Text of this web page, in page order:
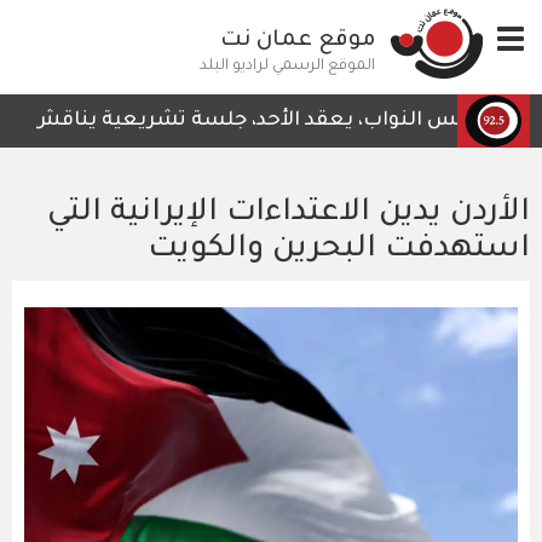
إلى
المحتوى
الرئيسي
Toggle
navigation
موقع عمان نت
الموقع الرسمي لراديو البلد
مجلس النواب، يعقد الأحد، جلسة تشريعية يناقش خلالها
الأردن يدين الاعتداءات الإيرانية التي
استهدفت البحرين والكويت